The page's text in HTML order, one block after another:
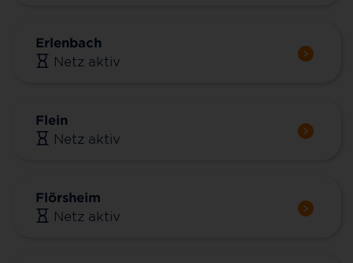
Erlenbach
Netz aktiv
Flein
Netz aktiv
Flörsheim
Netz aktiv